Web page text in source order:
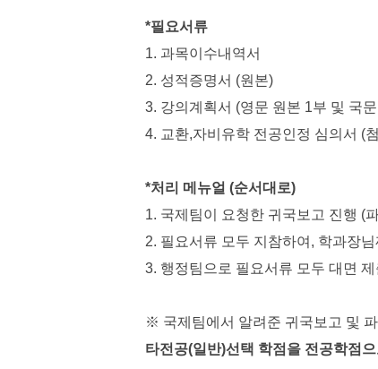
*필요서류
1. 과목이수내역서
2. 성적증명서 (원본)
3. 강의계획서 (영문 원본 1부 및 국
4. 교환,자비유학 전공인정 심의서 (
*처리 메뉴얼 (순서대로)
1. 국제팀이 요청한 귀국보고 진행 (
2. 필요서류 모두 지참하여, 학과장
3. 행정팀으로 필요서류 모두 대면
※ 국제팀에서 알려준 귀국보고 및
타전공(일반)선택 학점을 전공학점